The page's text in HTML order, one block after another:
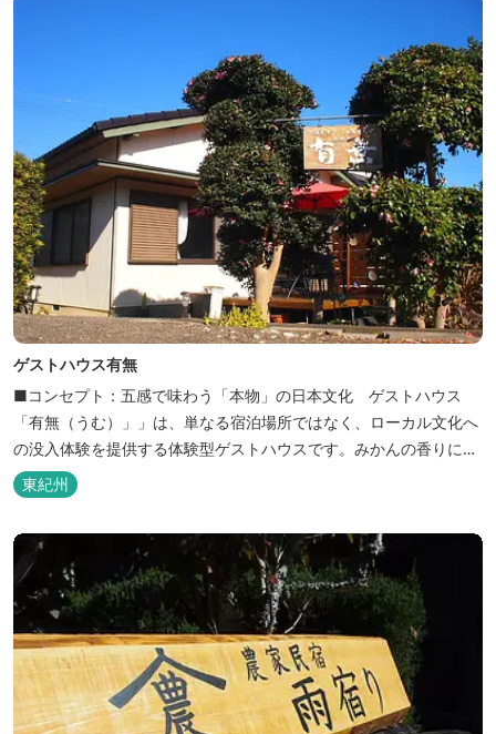
ゲストハウス有無
■コンセプト：五感で味わう「本物」の日本文化 ゲストハウス
「有無（うむ）」」は、単なる宿泊場所ではなく、ローカル文化へ
の没入体験を提供する体験型ゲストハウスです。みかんの香りに包
まれ、歴史ある世界遺産を巡り、日本の原風景に触れる。「本物」
の日本文化を巡る冒険がここから始まります。 「年中みかんのとれ
るまち」にある当館は、ご宿泊のお客様にその時期に採れた旬の
「ウエルカムみかん」や無農薬野菜の...
東紀州